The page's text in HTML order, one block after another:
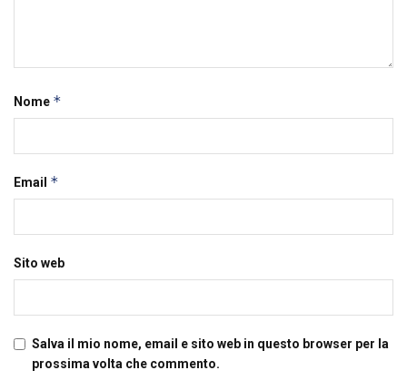
Nome *
Email *
Sito web
Salva il mio nome, email e sito web in questo browser per la
prossima volta che commento.